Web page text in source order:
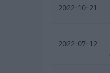
2022-10-21
2022-07-12